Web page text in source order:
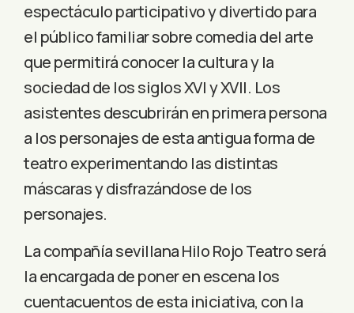
espectáculo participativo y divertido para
el público familiar sobre comedia del arte
que permitirá conocer la cultura y la
sociedad de los siglos XVI y XVII. Los
asistentes descubrirán en primera persona
a los personajes de esta antigua forma de
teatro experimentando las distintas
máscaras y disfrazándose de los
personajes.
La compañía sevillana Hilo Rojo Teatro será
la encargada de poner en escena los
cuentacuentos de esta iniciativa, con la